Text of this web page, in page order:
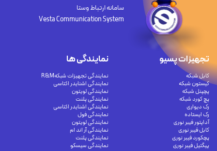
سامانه ارتباط وستا
Vesta Communication System
تجهیزات پسیو
کابل شبکه
کیستون شبکه
پچپنل شبکه
پچ کورد شبکه
رک دیواری
رک ایستاده
آداپتور فیبر نوری
کابل فیبر نوری
پچکورد فیبر نوری
پیگتیل فیبر نوری
نمایندگی ها
نمایندگی تجهیزات شبکهR&M
نمایندگی اشنایدر اکتاسی
نمایندگی لویتون
نمایندگی پلنت
نمایندگی اشنایدر اکتاسی
نمایندگی فول
نمایندگی لویتون
نمایندگی آر اند ام
نمایندگی پلنت
نمایندگی سیسکو